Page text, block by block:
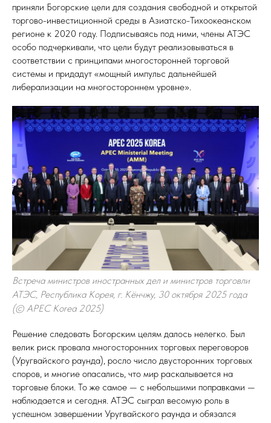
приняли Богорские цели для создания свободной и открытой
торгово-инвестиционной среды в Азиатско-Тихоокеанском
регионе к 2020 году. Подписываясь под ними, члены АТЭС
особо подчеркивали, что цели будут реализовываться в
соответствии с принципами многосторонней торговой
системы и придадут «мощный импульс дальнейшей
либерализации на многостороннем уровне».
Встреча министров иностранных дел и министров торговли
АТЭС, Республика Корея, г. Кёнчжу, 30 октября 2025 года
(© APEC Korea 2025)
Решение следовать Богорским целям далось нелегко. Был
велик риск провала многосторонних торговых переговоров
(Уругвайского раунда), росло число двусторонних торговых
споров, и многие опасались, что мир раскалывается на
торговые блоки. То же самое — с небольшими поправками —
наблюдается и сегодня. АТЭС сыграл весомую роль в
успешном завершении Уругвайского раунда и обязался